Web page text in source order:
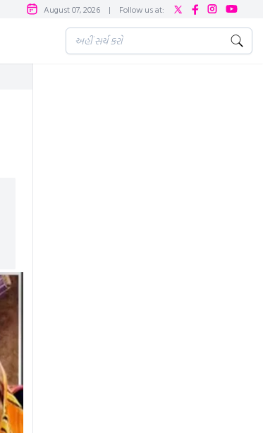
August 07, 2026 | Follow us at: